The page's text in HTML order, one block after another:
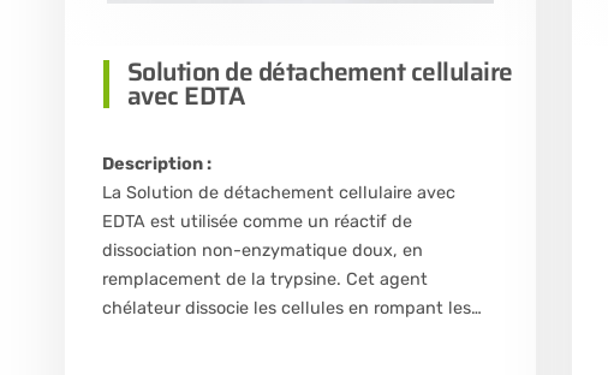
Solution de détachement cellulaire
avec EDTA
Description :
La Solution de détachement cellulaire avec
EDTA est utilisée comme un réactif de
dissociation non-enzymatique doux, en
remplacement de la trypsine. Cet agent
chélateur dissocie les cellules en rompant les…